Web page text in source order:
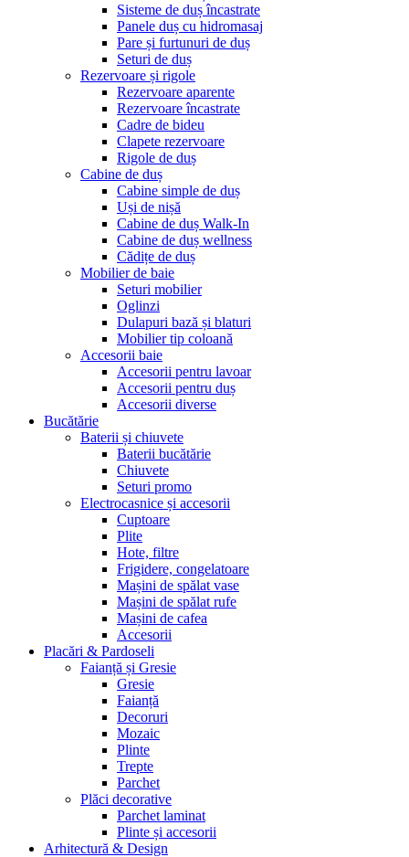
Sisteme de duș încastrate
Panele duș cu hidromasaj
Pare și furtunuri de duș
Seturi de duș
Rezervoare și rigole
Rezervoare aparente
Rezervoare încastrate
Cadre de bideu
Clapete rezervoare
Rigole de duș
Cabine de duș
Cabine simple de duș
Uși de nișă
Cabine de duș Walk-In
Cabine de duș wellness
Cădițe de duș
Mobilier de baie
Seturi mobilier
Oglinzi
Dulapuri bază și blaturi
Mobilier tip coloană
Accesorii baie
Accesorii pentru lavoar
Accesorii pentru duș
Accesorii diverse
Bucătărie
Baterii și chiuvete
Baterii bucătărie
Chiuvete
Seturi promo
Electrocasnice și accesorii
Cuptoare
Plite
Hote, filtre
Frigidere, congelatoare
Mașini de spălat vase
Mașini de spălat rufe
Mașini de cafea
Accesorii
Placări & Pardoseli
Faianță și Gresie
Gresie
Faianță
Decoruri
Mozaic
Plinte
Trepte
Parchet
Plăci decorative
Parchet laminat
Plinte și accesorii
Arhitectură & Design